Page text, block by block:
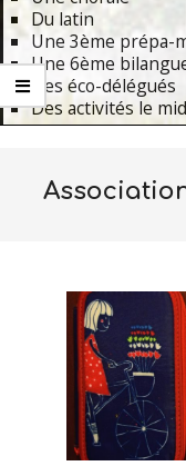
Du latin
Une 3ème prépa-
Une 6ème
Des éco-délégués
Des activités le
Menu